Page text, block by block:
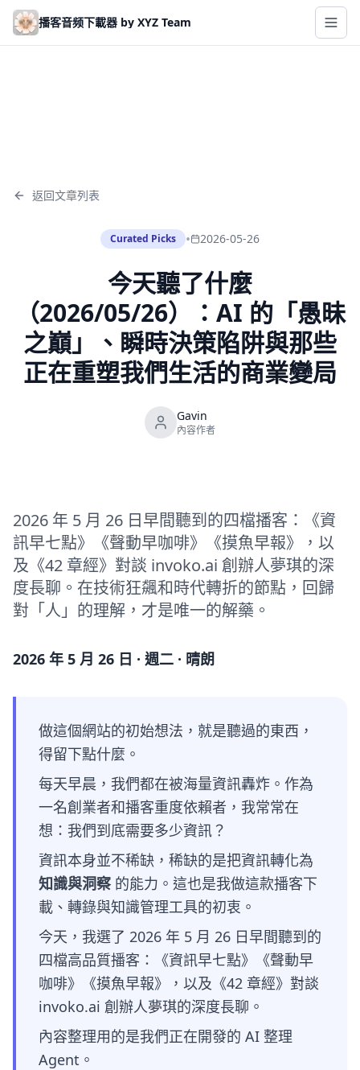
Skip to main content
播客音频下載器 by XYZ Team
返回文章列表
Curated Picks • 2026-05-26
今天聽了什麼
（2026/05/26）：AI 的「愚昧
之巔」、瞬時決策陷阱與那些
正在重塑我們生活的商業變局
Gavin
內容作者
2026 年 5 月 26 日早間聽到的四檔播客：《資
訊早七點》《聲動早咖啡》《摸魚早報》，以
及《42 章經》對談 invoko.ai 創辦人夢琪的深
度長聊。在技術狂飆和時代轉折的節點，回歸
對「人」的理解，才是唯一的解藥。
2026 年 5 月 26 日 · 週二 · 晴朗
做這個網站的初始想法，就是聽過的東西，
得留下點什麼。
每天早晨，我們都在被海量資訊轟炸。作為
一名創業者和播客重度依賴者，我常常在
想：我們到底需要多少資訊？
資訊本身並不稀缺，稀缺的是把資訊轉化為
知識與洞察 的能力。這也是我做這款播客下
載、轉錄與知識管理工具的初衷。
今天，我選了 2026 年 5 月 26 日早間聽到的
四檔高品質播客：《資訊早七點》《聲動早
咖啡》《摸魚早報》，以及《42 章經》對談
invoko.ai 創辦人夢琪的深度長聊。
內容整理用的是我們正在開發的 AI 整理
Agent。